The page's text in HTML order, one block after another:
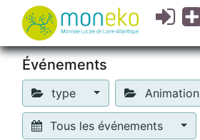
Événements
type Animation
Tous les événements